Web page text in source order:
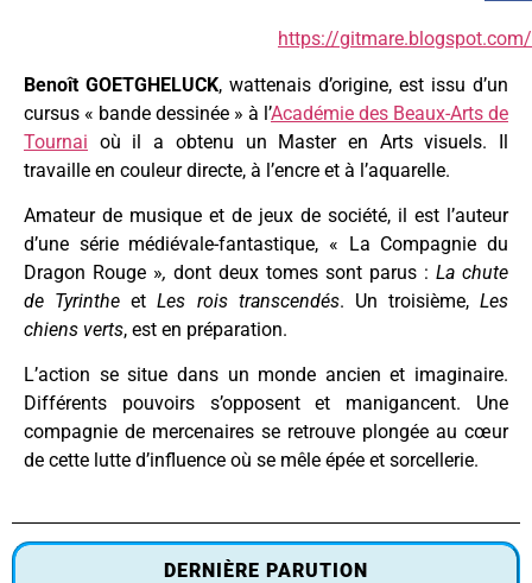
https://gitmare.blogspot.com/
Benoît GOETGHELUCK, wattenais d’origine, est issu d’un
cursus « bande dessinée » à l’Académie des Beaux-Arts de
Tournai où il a obtenu un Master en Arts visuels. Il
travaille en couleur directe, à l’encre et à l’aquarelle.
Amateur de musique et de jeux de société, il est l’auteur
d’une série médiévale-fantastique, « La Compagnie du
Dragon Rouge », dont deux tomes sont parus : La chute
de Tyrinthe etLes rois transcendés. Un troisième, Les
chiens verts, est en préparation.
L’action se situe dans un monde ancien et imaginaire.
Différents pouvoirs s’opposent et manigancent. Une
compagnie de mercenaires se retrouve plongée au cœur
de cette lutte d’influence où se mêle épée et sorcellerie.
DERNIÈRE PARUTION